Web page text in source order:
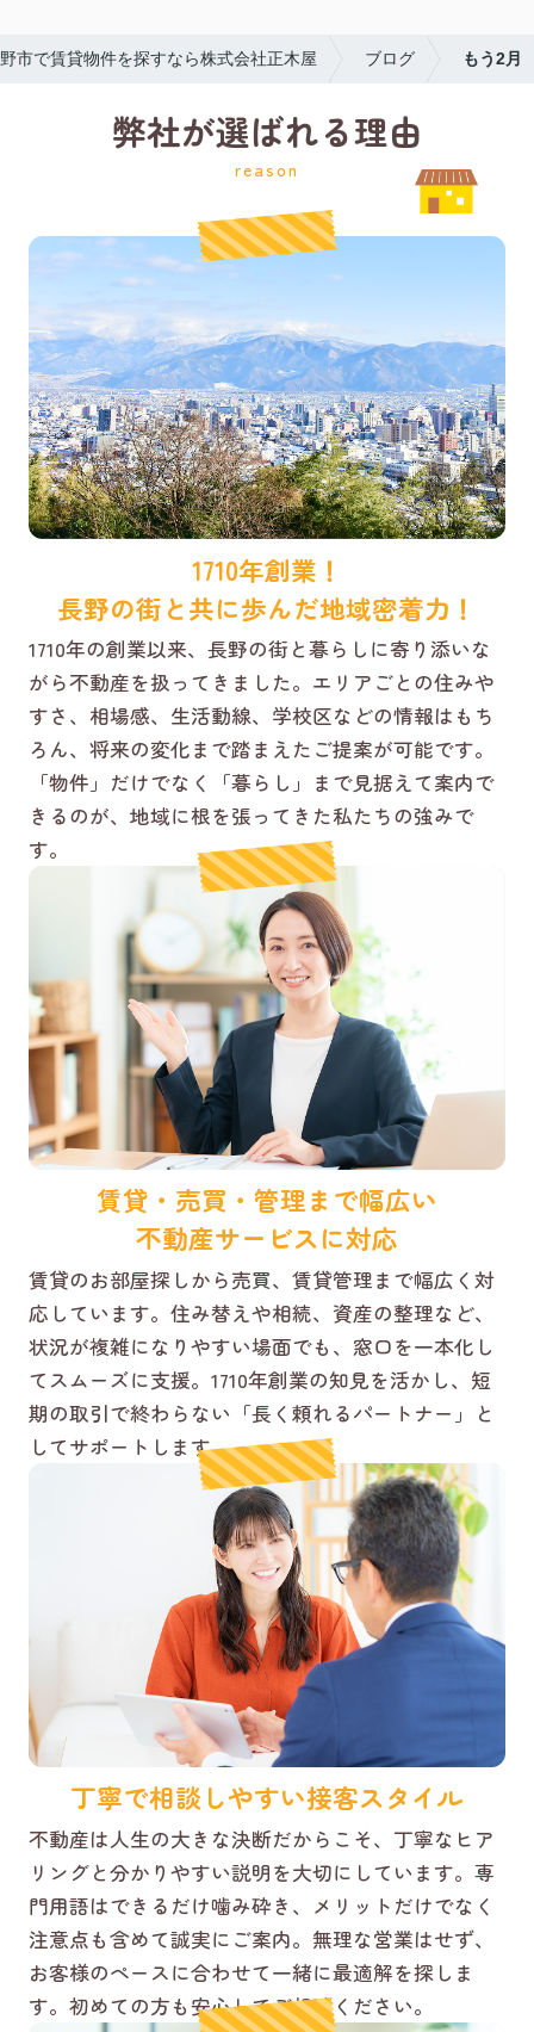
市で賃貸物件を探すなら株式会社正木屋 ブログ もう2月
弊社が選ばれる理由
reason
1710年創業！
長野の街と共に歩んだ地域密着力！
1710年の創業以来、長野の街と暮らしに寄り添いな
がら不動産を扱ってきました。エリアごとの住みや
すさ、相場感、生活動線、学校区などの情報はもち
ろん、将来の変化まで踏まえたご提案が可能です。
「物件」だけでなく「暮らし」まで見据えて案内で
きるのが、地域に根を張ってきた私たちの強みで
す。
賃貸・売買・管理まで幅広い
不動産サービスに対応
賃貸のお部屋探しから売買、賃貸管理まで幅広く対
応しています。住み替えや相続、資産の整理など、
状況が複雑になりやすい場面でも、窓口を一本化し
てスムーズに支援。1710年創業の知見を活かし、短
期の取引で終わらない「長く頼れるパートナー」と
してサポートします。
丁寧で相談しやすい接客スタイル
不動産は人生の大きな決断だからこそ、丁寧なヒア
リングと分かりやすい説明を大切にしています。専
門用語はできるだけ噛み砕き、メリットだけでなく
注意点も含めて誠実にご案内。無理な営業はせず、
お客様のペースに合わせて一緒に最適解を探しま
す。初めての方も安心してご相談ください。